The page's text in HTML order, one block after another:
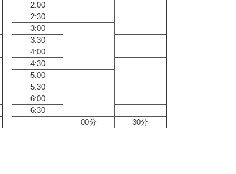
2:00
2:30
3:00
3:30
4:00
4:30
5:00
5:30
6:00
6:30
00分
30分